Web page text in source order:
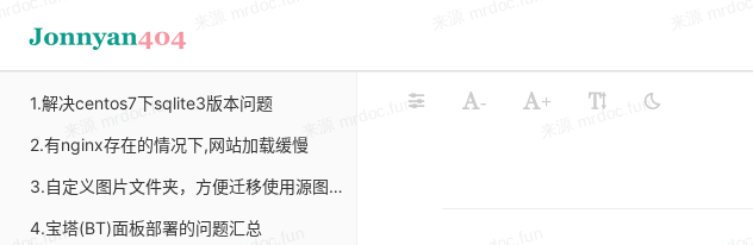
1.解决centos7下sqlite3版本问题
2.有nginx存在的情况下,网站加载缓慢
3.自定义图片文件夹，方便迁移使用源图片链接
4.宝塔(BT)面板部署的问题汇总
- +